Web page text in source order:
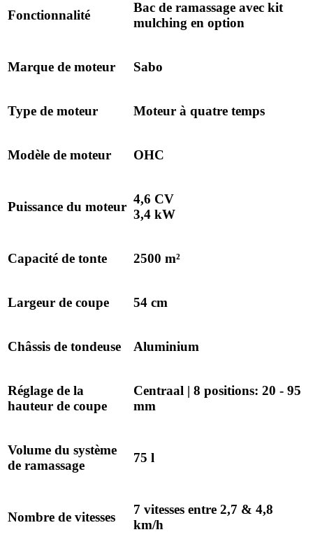
Fonctionnalité
Bac de ramassage avec kit
mulching en option
Marque de moteur Sabo
Type de moteur Moteur à quatre temps
Modèle de moteur OHC
Puissance du moteur
4,6 CV
3,4 kW
Capacité de tonte 2500 m²
Largeur de coupe 54 cm
Châssis de tondeuse Aluminium
Réglage de la
hauteur de coupe
Centraal | 8 positions: 20 - 95
mm
Volume du système
de ramassage
75 l
Nombre de vitesses
7 vitesses entre 2,7 & 4,8
km/h